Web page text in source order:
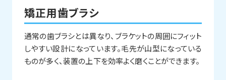
矯正用歯ブラシ
通常の歯ブラシとは異なり、ブラケットの周囲にフィット
しやすい設計になっています。毛先が山型になっている
ものが多く、装置の上下を効率よく磨くことができます。